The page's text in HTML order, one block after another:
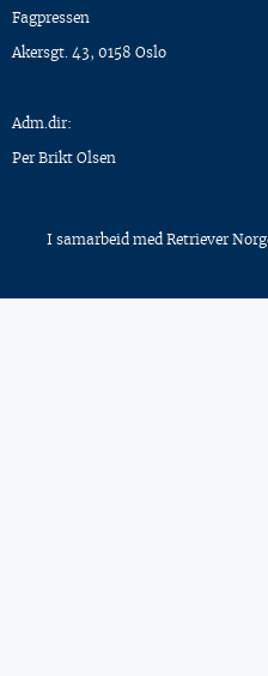
Fagpressen
Akersgt. 43, 0158 Oslo
Adm.dir:
Per Brikt Olsen
I samarbeid med Retriever